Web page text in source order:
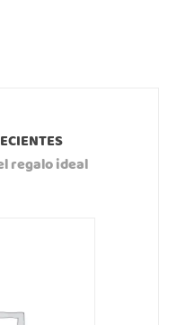
regalo ideal